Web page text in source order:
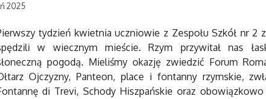
2025
tydzień kwietnia uczniowie z Zespołu Szkół nr 2
w wiecznym mieście. Rzym przywitał nas
pogodą. Mieliśmy okazję zwiedzić Forum
Ojczyzny, Panteon, place i fontanny rzymskie,
di Trevi, Schody Hiszpańskie oraz